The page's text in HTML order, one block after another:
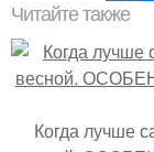
Читайте также
Когда лучше